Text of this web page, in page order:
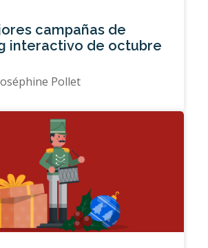
campañas de
interactivo de octubre
Pollet